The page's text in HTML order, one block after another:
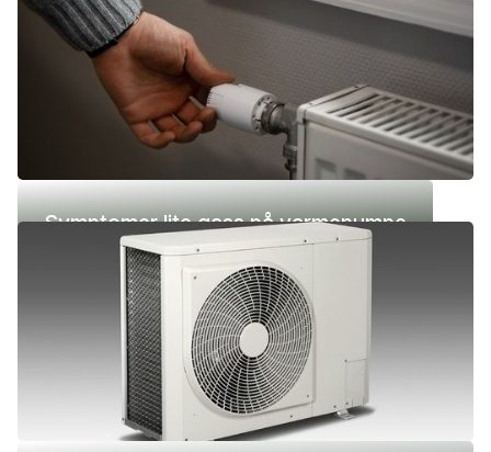
Symptomer lite gass på varmepumpe